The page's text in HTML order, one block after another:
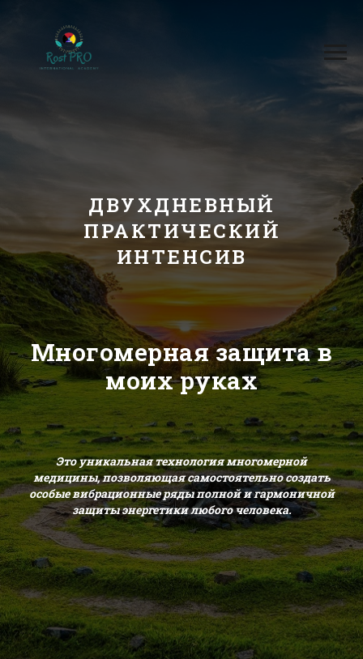
ДВУХДНЕВНЫЙ
ПРАКТИЧЕСКИЙ
ИНТЕНСИВ
Многомерная защита в
моих руках
Это уникальная технология многомерной
медицины, позволяющая самостоятельно создать
особые вибрационные ряды полной и гармоничной
защиты энергетики любого человека.